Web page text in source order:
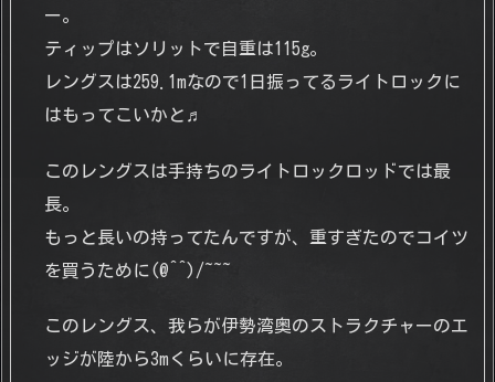
ー。
ティップはソリットで自重は115g。
レングスは259.1mなので1日振ってるライトロックに
はもってこいかと♬
このレングスは手持ちのライトロックロッドでは最
長。
もっと長いの持ってたんですが、重すぎたのでコイツ
を買うために(@^^)/~~~
このレングス、我らが伊勢湾奥のストラクチャーのエ
ッジが陸から3mくらいに存在。